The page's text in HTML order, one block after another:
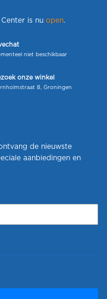
is nu open.
niet beschikbaar
onze winkel
8, Groningen
de nieuwste
aanbiedingen en